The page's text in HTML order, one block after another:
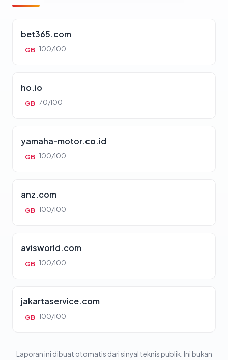
bet365.com
GB 100/100
ho.io
GB 70/100
yamaha-motor.co.id
GB 100/100
anz.com
GB 100/100
avisworld.com
GB 100/100
jakartaservice.com
GB 100/100
Laporan ini dibuat otomatis dari sinyal teknis publik. Ini bukan